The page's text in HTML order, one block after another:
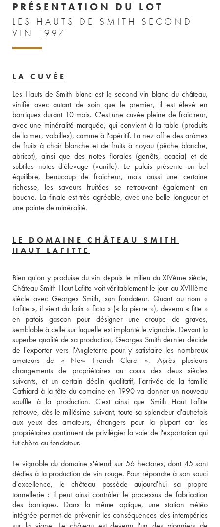
PRÉSENTATION DU LOT
LES HAUTS DE SMITH SECOND
VIN 1997
LA CUVÉE
Les Hauts de Smith blanc est le second vin blanc du château,
vinifié avec autant de soin que le premier, il est élevé en
barriques durant 10 mois. C'est une cuvée pleine de fraîcheur,
avec une minéralité marquée, qui convient à la table (produits
de la mer, volailles), comme à l'apéritif. La nez offre des arômes
de fruits à chair blanche et de fruits à noyau (pêche blanche,
abricot), ainsi que des notes florales (genêts, acacia) et de
subtiles notes d'élevage (vanille). Le palais présente un bel
équilibre, beaucoup de fraîcheur, mais aussi une certaine
richesse, les saveurs fruitées se retrouvant également en
bouche. La finale est très agréable, avec une belle longueur et
une pointe de minéralité.
LE DOMAINE CHÂTEAU SMITH
HAUT LAFITTE
Bien qu'on y produise du vin depuis le milieu du XIVème siècle,
Château Smith Haut Lafitte voit véritablement le jour au XVIIIème
siècle avec Georges Smith, son fondateur. Quant au nom «
Lafitte », il vient du latin « ficta » (« la pierre »), devenu « fitte »
en patois gascon pour désigner une croupe de graves,
semblable à celle sur laquelle est implanté le vignoble. Devant la
superbe qualité de sa production, Georges Smith dernier décide
de l'exporter vers l'Angleterre pour y satisfaire les nombreux
amateurs de « New French Claret ». Après plusieurs
changements de propriétaires au cours des deux siècles
suivants, et un certain déclin qualitatif, l'arrivée de la famille
Cathiard à la tête du domaine en 1990 va donner un nouveau
souffle à la production. C'est ainsi que Smith Haut Lafitte
retrouve, dès le millésime suivant, toute sa splendeur d'autrefois
aux yeux des amateurs, étrangers pour la plupart car les
propriétaires continuent de privilégier la voie de l'exportation qui
fut chère au fondateur.
Le vignoble du domaine s'étend sur 56 hectares, dont 45 sont
dédiés à la production de vin rouge. Pour répondre à son souci
d'excellence, le château possède aujourd'hui sa propre
tonnellerie : il peut ainsi contrôler le processus de fabrication
des barriques. Dans la même optique, une station météo
intégrée permet de prévenir les conséquences des intempéries